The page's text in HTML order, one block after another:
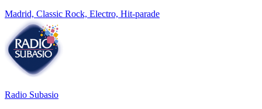
Madrid, Classic Rock, Electro, Hit-parade
Radio Subasio